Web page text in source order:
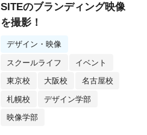
SITEのブランディング映像
を撮影！
デザイン・映像
スクールライフ イベント
東京校 大阪校 名古屋校
札幌校 デザイン学部
映像学部